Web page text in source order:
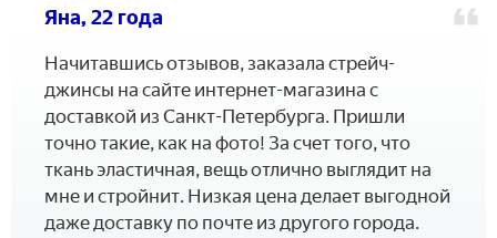
Яна, 22 года
Начитавшись отзывов, заказала стрейч-
джинсы на сайте интернет-магазина с
доставкой из Санкт-Петербурга. Пришли
точно такие, как на фото! За счет того, что
ткань эластичная, вещь отлично выглядит на
мне и стройнит. Низкая цена делает выгодной
даже доставку по почте из другого города.